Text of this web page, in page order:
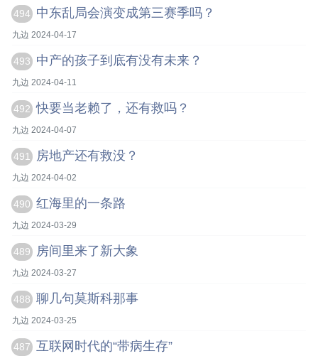
494 中东乱局会演变成第三赛季吗？
九边 2024-04-17
493 中产的孩子到底有没有未来？
九边 2024-04-11
492 快要当老赖了，还有救吗？
九边 2024-04-07
491 房地产还有救没？
九边 2024-04-02
490 红海里的一条路
九边 2024-03-29
489 房间里来了新大象
九边 2024-03-27
488 聊几句莫斯科那事
九边 2024-03-25
487 互联网时代的“带病生存”